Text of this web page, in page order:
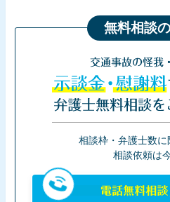
無料相談
交通事故の怪我
示談金・慰謝料
弁護士無料相談を
相談枠・弁護士数
相談依頼は
電話無料相談